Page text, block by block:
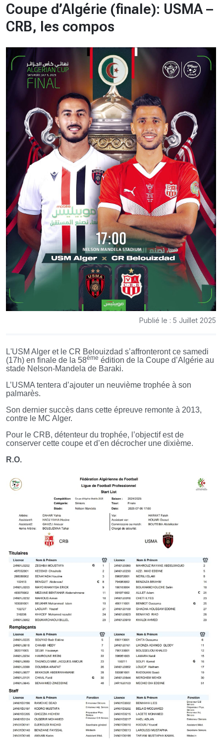
Coupe d’Algérie (finale): USMA –
CRB, les compos
Publié le : 5 Juillet 2025
L'USM Alger et le CR Belouizdad s’affronteront ce samedi
(17h) en finale de la 58ème édition de la Coupe d’Algérie au
stade Nelson-Mandela de Baraki.
L’USMA tentera d’ajouter un neuvième trophée à son
palmarès.
Son dernier succès dans cette épreuve remonte à 2013,
contre le MC Alger.
Pour le CRB, détenteur du trophée, l’objectif est de
conserver cette coupe et d’en décrocher une dixième.
R.O.